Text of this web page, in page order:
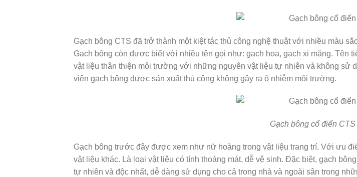
Gạch bông CTS đã trở thành một kiệt tác thủ công nghệ thuật với nhiều màu
Gạch bông còn được biết với nhiều tên gọi như: gạch hoa, gạch xi măng. Tên
vật liệu thân thiện môi trường với những nguyên vật liệu tự nhiên và không sử
viên gạch bông được sản xuất thủ công không gây ra ô nhiễm môi trường.
Gạch bông cổ điển
Gạch bông trước đây được xem như nữ hoàng trong vật liệu trang trí. Với ưu
vật liệu khác. Là loại vật liệu có tính thoáng mát, dễ vệ sinh. Đặc biệt, gạch
tự nhiên và độc nhất, dễ dàng sử dụng cho cả trong nhà và ngoài sân trong